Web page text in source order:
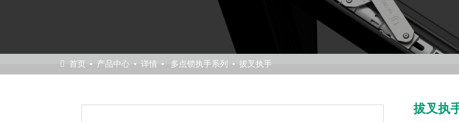
首页 产品中心 详情 多点锁执手系列 拔叉执手
拔叉执